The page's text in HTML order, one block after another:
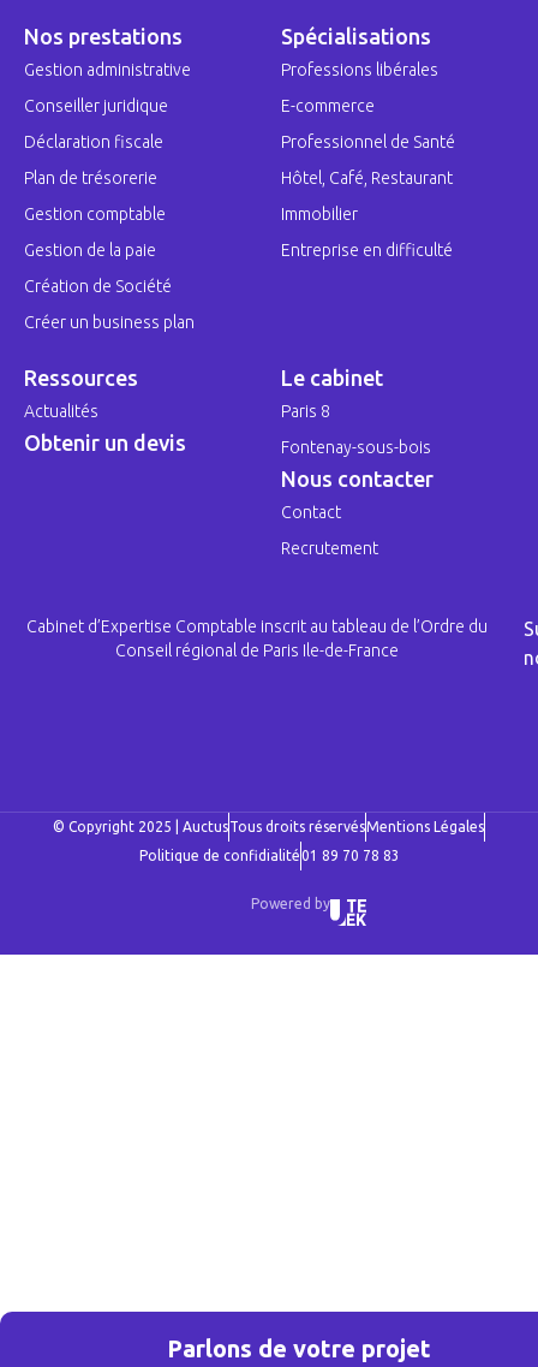
Parlons de votre projet
Nos prestations
Gestion administrative
Conseiller juridique
Déclaration fiscale
Plan de trésorerie
Gestion comptable
Gestion de la paie
Création de Société
Créer un business plan
Spécialisations
Professions libérales
E-commerce
Professionnel de Santé
Hôtel, Café, Restaurant
Immobilier
Entreprise en difficulté
Ressources
Actualités
Obtenir un devis
Le cabinet
Paris 8
Fontenay-sous-bois
Nous contacter
Contact
Recrutement
Cabinet d’Expertise Comptable inscrit au tableau de l’Ordre du
Conseil régional de Paris Ile-de-France
© Copyright 2025 | AuctusTous droits réservésMentions Légales
Politique de confidialité01 89 70 78 83
Powered by